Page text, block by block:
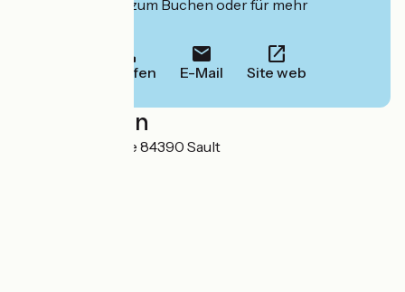
deren Website zum Buchen oder für mehr
Anrufen E-Mail Site web
Localisation
Hameau de la Loge 84390 Sault